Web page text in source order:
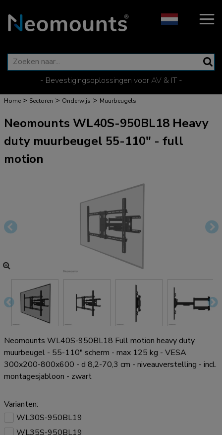
- Bevestigingsoplossingen voor AV & IT -
Home > Sectoren > Onderwijs > Muurbeugels
Neomounts WL40S-950BL18 Heavy
duty muurbeugel 55-110" - full
motion
Neomounts WL40S-950BL18 Full motion heavy duty
muurbeugel - 55-110" scherm - max 125 kg - VESA
300x200-800x600 - d 8,2-70,3 cm - niveauverstelling - incl.
montagesjabloon - zwart
Varianten:
WL30S-950BL19
WL35S-950BL19